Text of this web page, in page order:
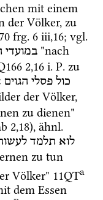
mit einem
der Völker, zu
frg. 6 iii,16; vgl.
במועדי "nach
2,16 i. P.
כול פסלי הגוים
der Völker,
2,18), ähnl.
לוא תלמד
zu tun
Völker" 11QTa
dem Essen